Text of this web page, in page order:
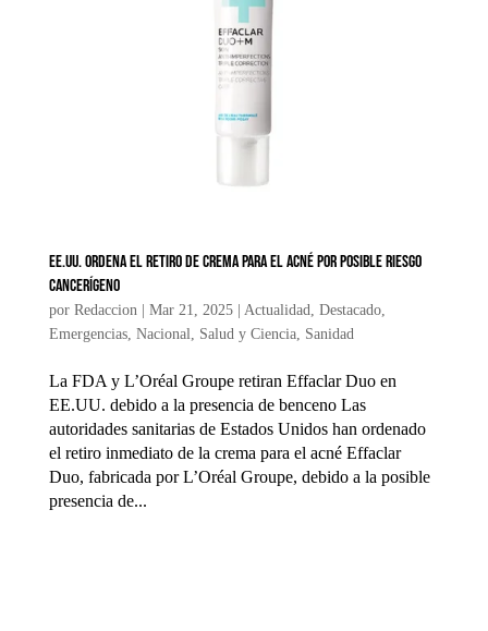
EE.UU. ordena el retiro de crema para el acné por posible riesgo
cancerígeno
por Redaccion Mar 21, 2025| Actualidad Destacado,
Emergencias, Nacional Salud y Ciencia, Sanidad
La FDA y L’Oréal Groupe retiran Effaclar Duo en
EE.UU. debido a la presencia de benceno Las
autoridades sanitarias de Estados Unidos han ordenado
el retiro inmediato de la crema para el acné Effaclar
Duo, fabricada por L’Oréal Groupe, debido a la posible
presencia de...